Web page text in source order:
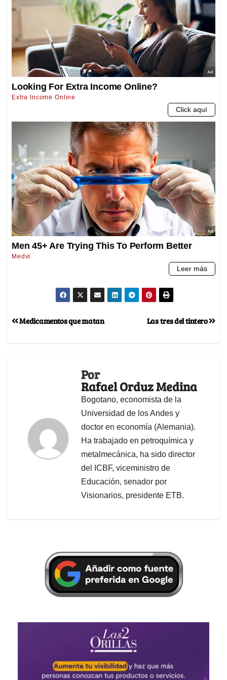
Las tres del tintero
Medicamentos que matan
Por
Rafael Orduz Medina
Bogotano, economista de la
Universidad de los Andes y
doctor en economía (Alemania).
Ha trabajado en petroquímica y
metalmecánica, ha sido director
del ICBF, viceministro de
Educación, senador por
Visionarios, presidente ETB.